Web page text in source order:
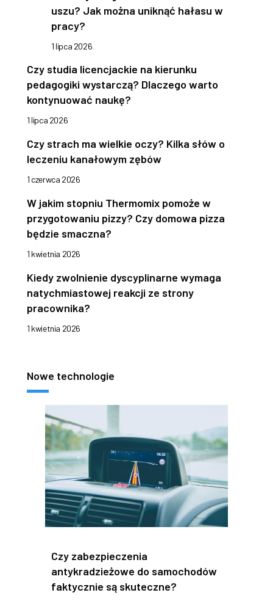
uszu? Jak można uniknąć hałasu w
pracy?
1 lipca 2026
Czy studia licencjackie na kierunku
pedagogiki wystarczą? Dlaczego warto
kontynuować naukę?
1 lipca 2026
Czy strach ma wielkie oczy? Kilka słów o
leczeniu kanałowym zębów
1 czerwca 2026
W jakim stopniu Thermomix pomoże w
przygotowaniu pizzy? Czy domowa pizza
będzie smaczna?
1 kwietnia 2026
Kiedy zwolnienie dyscyplinarne wymaga
natychmiastowej reakcji ze strony
pracownika?
1 kwietnia 2026
Nowe technologie
Czy zabezpieczenia
antykradzieżowe do samochodów
faktycznie są skuteczne?